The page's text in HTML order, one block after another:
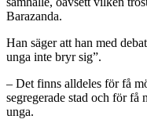
Barazanda.
Han säger att han med
unga inte bryr sig”.
– Det finns alldeles för få
segregerade stad och för få
unga.